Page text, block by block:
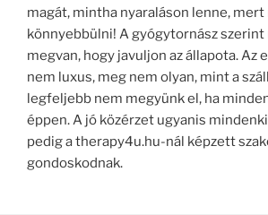
magát, mintha nyaraláson lenne,
könnyebbülni! A gyógytornász
megvan, hogy javuljon az állapota. Az
nem luxus, meg nem olyan, mint a
legfeljebb nem megyünk el, ha
éppen. A jó közérzet ugyanis
pedig a therapy4u.hu-nál képzett
gondoskodnak.